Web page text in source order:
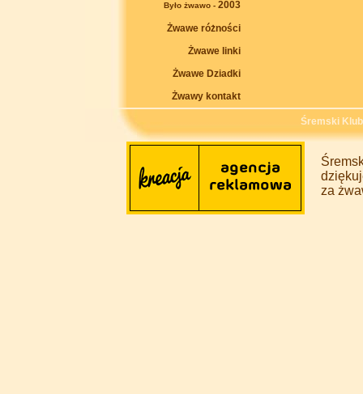
Było żwawo - 2003
Żwawe różności
Żwawe linki
Żwawe Dziadki
Żwawy kontakt
Śremski
za